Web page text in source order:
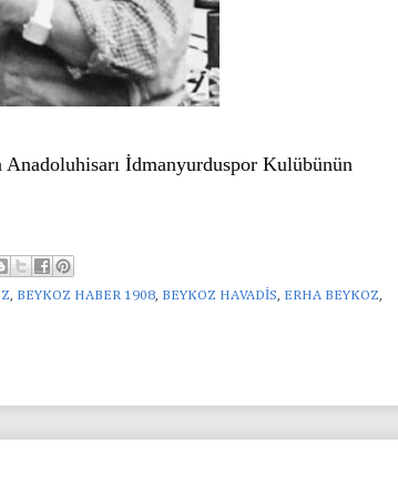
İdmanyurduspor Kulübünün
BEYKOZ HABER 1908 BEYKOZ HAVADİS ERHA BEYKOZ